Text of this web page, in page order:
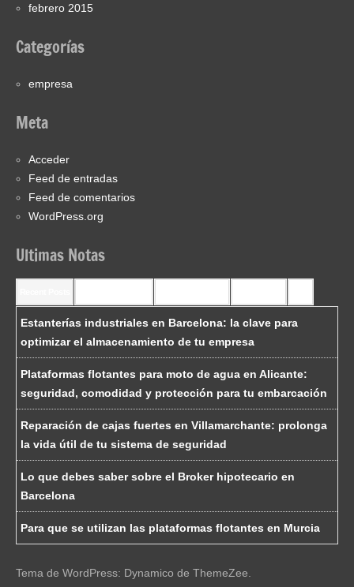
febrero 2015
Categorías
empresa
Meta
Acceder
Feed de entradas
Feed de comentarios
WordPress.org
Ultimas Notas
Estanterías industriales en Barcelona: la clave para
optimizar el almacenamiento de tu empresa
Plataformas flotantes para moto de agua en Alicante:
seguridad, comodidad y protección para tu embarcación
Reparación de cajas fuertes en Villamarchante: prolonga
la vida útil de tu sistema de seguridad
Lo que debes saber sobre el Broker hipotecario en
Barcelona
Para que se utilizan las plataformas flotantes en Murcia
Tema de WordPress: Dynamico de ThemeZee.